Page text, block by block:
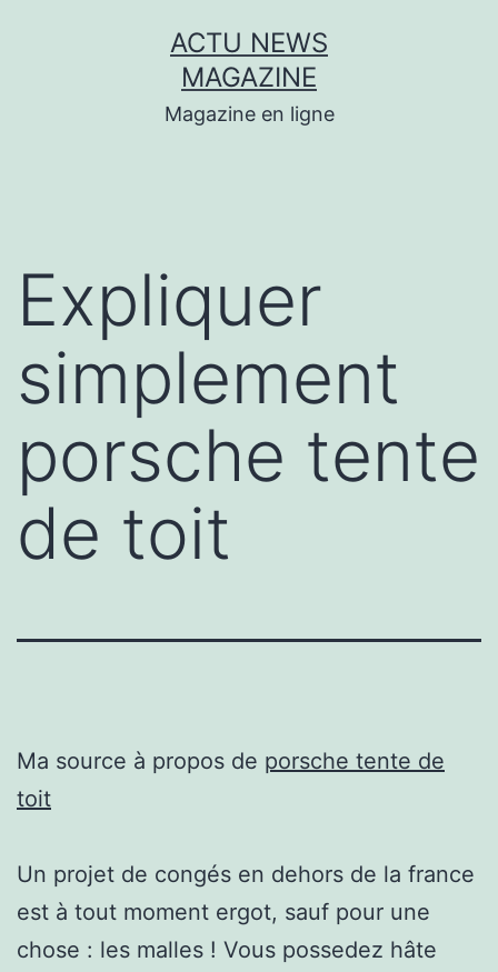
ACTU NEWS
MAGAZINE
Magazine en ligne
Expliquer
simplement
porsche tente
de toit
Ma source à propos de porsche tente de
toit
Un projet de congés en dehors de la france
est à tout moment ergot, sauf pour une
chose : les malles ! Vous possedez hâte